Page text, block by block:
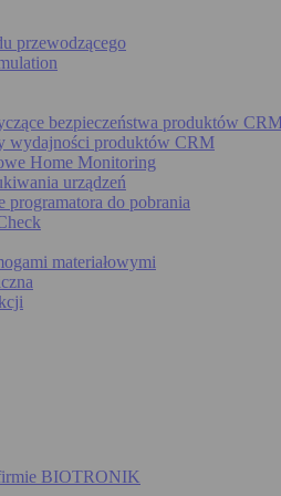
przewodzącego
bezpieczeństwa produktów
wydajności produktów CRM
Home Monitoring
urządzeń
programatora do pobrania
materiałowymi
BIOTRONIK